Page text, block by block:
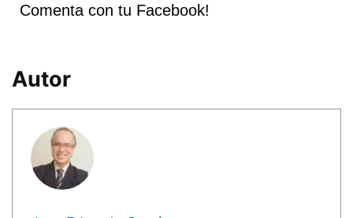
Comenta con tu Facebook!
Autor